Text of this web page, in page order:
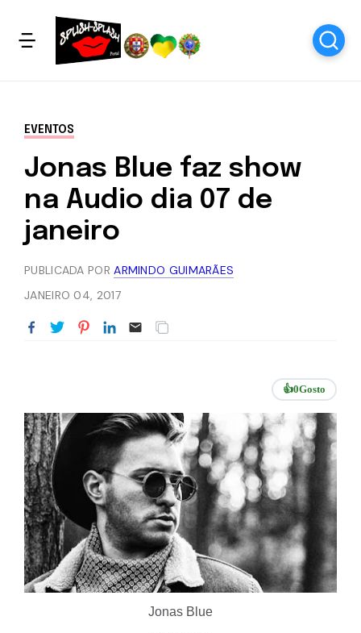
EVENTOS
Jonas Blue faz show
na Audio dia 07 de
janeiro
PUBLICADA PORARMINDO GUIMARÃES
JANEIRO 04, 2017
👍0Gosto
Jonas Blue